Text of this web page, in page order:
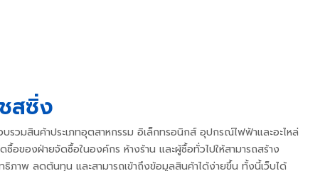
สซิ่ง
บรวมสินค้าประเภทอุตสาหกรรม อิเล็กทรอนิกส์ อุปกรณ์ไฟฟ้าและอะไหล่
อของฝ่ายจัดซื้อในองค์กร ห้างร้าน และผู้ซื้อทั่วไปให้สามารถสร้าง
ธิภาพ ลดต้นทุน และสามารถเข้าถึงข้อมูลสินค้าได้ง่ายขึ้น ทั้งนี้เว็บได้